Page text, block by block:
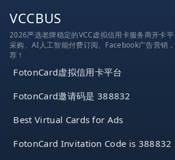
VCCBUS
2026严选老牌稳定的VCC虚拟信用卡服务商开卡
采购、AI人工智能付费订阅、Facebook广告营销
荐！
FotonCard虚拟信用卡平台
FotonCard邀请码是 388832
Best Virtual Cards for Ads
FotonCard Invitation Code is 388832